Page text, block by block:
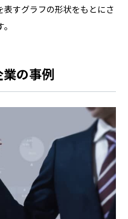
すグラフの形状をもとにさ
の事例